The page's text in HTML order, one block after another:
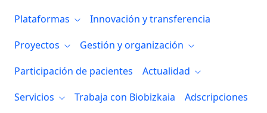
Plataformas
Innovación y transferencia
Proyectos
Gestión y organización
Participación de pacientes
Actualidad
Servicios
Trabaja con Biobizkaia
Adscripciones